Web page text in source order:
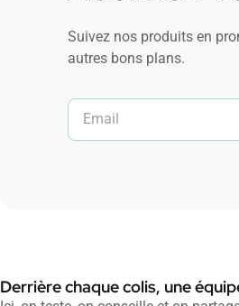
Suivez nos produits en
autres bons plans.
Derrière chaque colis, une